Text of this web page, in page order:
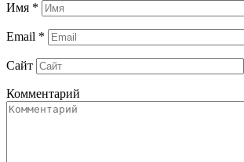
Имя *
Email *
Сайт
Комментарий